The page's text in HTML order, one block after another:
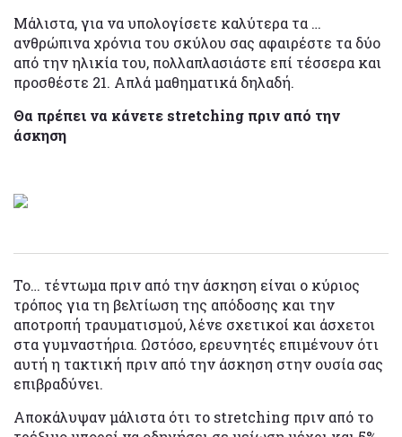
Μάλιστα, για να υπολογίσετε καλύτερα τα …
ανθρώπινα χρόνια του σκύλου σας αφαιρέστε τα δύο
από την ηλικία του, πολλαπλασιάστε επί τέσσερα και
προσθέστε 21. Απλά μαθηματικά δηλαδή.
Θα πρέπει να κάνετε stretching πριν από την
άσκηση
Το… τέντωμα πριν από την άσκηση είναι ο κύριος
τρόπος για τη βελτίωση της απόδοσης και την
αποτροπή τραυματισμού, λένε σχετικοί και άσχετοι
στα γυμναστήρια. Ωστόσο, ερευνητές επιμένουν ότι
αυτή η τακτική πριν από την άσκηση στην ουσία σας
επιβραδύνει.
Αποκάλυψαν μάλιστα ότι το stretching πριν από το